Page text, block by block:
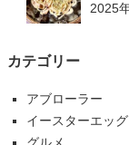
2025
カテゴリー
アブローラー
イースターエッグ